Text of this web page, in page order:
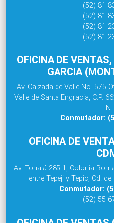
(52) 81
(52) 81
(52) 81
(52) 81
OFICINA DE
GARCIA
Av. Calzada de Valle No. 575
Valle de Santa Engracia, C.P.
Conmutador:
OFICINA DE
Av. Tonalá 285-1, Colonia
entre Tepeji y Tepic, Cd.
Conmutador:
(52) 55